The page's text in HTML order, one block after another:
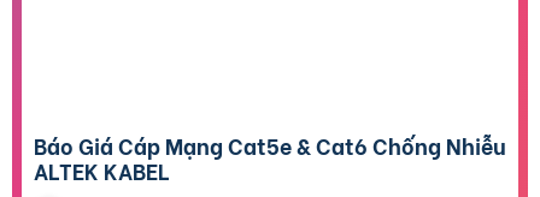
Báo Giá Cáp Mạng Cat5e & Cat6 Chống Nhiễu
ALTEK KABEL